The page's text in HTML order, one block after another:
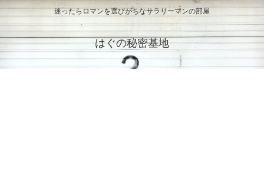
迷ったらロマンを選びがちなサラリーマンの部屋
はぐの秘密基地